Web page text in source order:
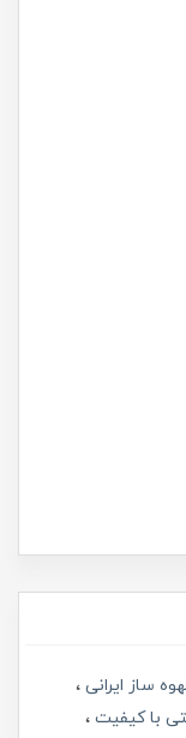
ساز ایرانی
با کیفیت